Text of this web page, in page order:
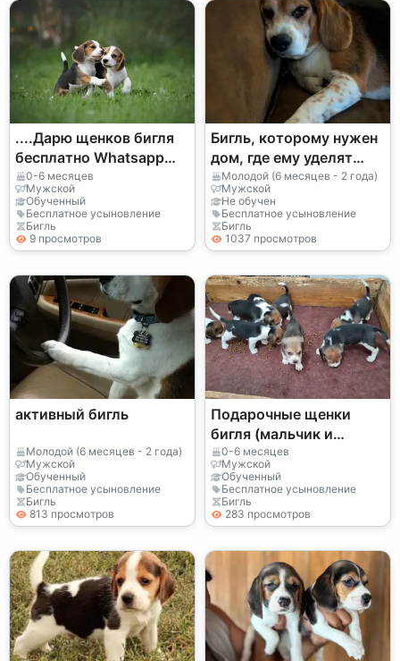
....Дарю щенков бигля
бесплатно Whatsapp
(+34)611386992
0-6 месяцев
Мужской
Обученный
Бесплатное усыновление
Бигль
9 просмотров
Бигль, которому нужен
дом, где ему уделят
больше времени.
Молодой (6 месяцев - 2 года)
Мужской
Не обучен
Бесплатное усыновление
Бигль
1037 просмотров
активный бигль
Молодой (6 месяцев - 2 года)
Мужской
Обученный
Бесплатное усыновление
Бигль
813 просмотров
Подарочные щенки
бигля (мальчик и
девочка)
0-6 месяцев
Мужской
Обученный
Бесплатное усыновление
Бигль
283 просмотров